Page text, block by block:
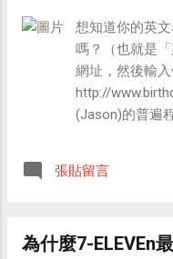
想知道你的英
嗎？（也就是
網址，然後輸
http://
(Jason)的普遍
1920's 667
張貼留言
為什麼7-ELEVEn